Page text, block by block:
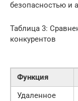
безопасностью
Таблица 3:
конкурентов
Функция
Удаленное